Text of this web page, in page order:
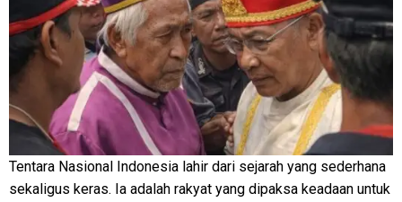
Tentara Nasional Indonesia lahir dari sejarah yang sederhana
sekaligus keras. Ia adalah rakyat yang dipaksa keadaan untuk